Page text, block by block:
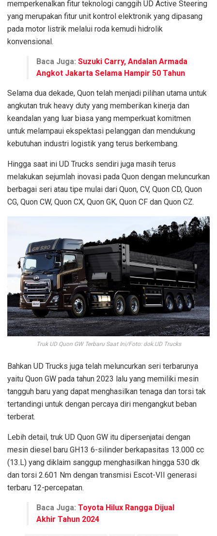
memperkenalkan fitur teknologi canggih UD Active Steering
yang merupakan fitur unit kontrol elektronik yang dipasang
pada motor listrik melalui roda kemudi hidrolik
konvensional.
Baca Juga: Suzuki Carry, Andalan Armada
Angkot Jakarta Selama Hampir 50 Tahun
Selama dua dekade, Quon telah menjadi pilihan utama untuk
angkutan truk heavy duty yang memberikan kinerja dan
keandalan yang luar biasa yang memperkuat komitmen
untuk melampaui ekspektasi pelanggan dan mendukung
kebutuhan industri logistik yang terus berkembang.
Hingga saat ini UD Trucks sendiri juga masih terus
melakukan sejumlah inovasi pada Quon dengan meluncurkan
berbagai seri atau tipe mulai dari Quon, CV, Quon CD, Quon
CG, Quon CW, Quon CX, Quon GK, Quon CF dan Quon CZ.
Truk UD Quon GW Terbaru Saat Ini/Foto: dok.UD Trucks
Bahkan UD Trucks juga telah meluncurkan seri terbarunya
yaitu Quon GW pada tahun 2023 lalu yang memiliki mesin
tangguh baru yang dapat menghasilkan tenaga dan torsi tak
tertandingi untuk dengan percaya diri mengangkut beban
terberat.
Lebih detail, truk UD Quon GW itu dipersenjatai dengan
mesin diesel baru GH13 6-silinder berkapasitas 13.000 cc
(13.L) yang diklaim sanggup menghasilkan hingga 530 dk
dan torsi 2.601 Nm dengan transmisi Escot-VII generasi
terbaru 12-percepatan.
Baca Juga: Toyota Hilux Rangga Dijual
Akhir Tahun 2024